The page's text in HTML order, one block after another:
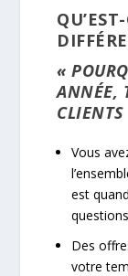
«
ANNÉE,
CLIENTS
Vous
est
Des
votre